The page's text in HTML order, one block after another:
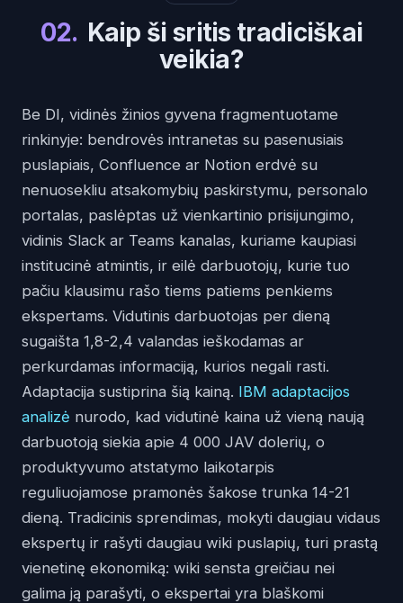
02. Kaip ši sritis tradiciškai
veikia?
Be DI, vidinės žinios gyvena fragmentuotame
rinkinyje: bendrovės intranetas su pasenusiais
puslapiais, Confluence ar Notion erdvė su
nenuosekliu atsakomybių paskirstymu, personalo
portalas, paslėptas už vienkartinio prisijungimo,
vidinis Slack ar Teams kanalas, kuriame kaupiasi
institucinė atmintis, ir eilė darbuotojų, kurie tuo
pačiu klausimu rašo tiems patiems penkiems
ekspertams. Vidutinis darbuotojas per dieną
sugaišta 1,8-2,4 valandas ieškodamas ar
perkurdamas informaciją, kurios negali rasti.
Adaptacija sustiprina šią kainą. IBM adaptacijos
analizė nurodo, kad vidutinė kaina už vieną naują
darbuotoją siekia apie 4 000 JAV dolerių, o
produktyvumo atstatymo laikotarpis
reguliuojamose pramonės šakose trunka 14-21
dieną. Tradicinis sprendimas, mokyti daugiau vidaus
ekspertų ir rašyti daugiau wiki puslapių, turi prastą
vienetinę ekonomiką: wiki sensta greičiau nei
galima ją parašyti, o ekspertai yra blaškomi